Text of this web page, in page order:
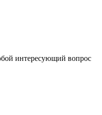
интересующий вопрос